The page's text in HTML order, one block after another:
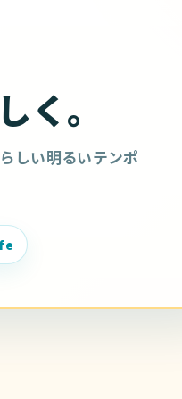
く。
しい明るいテンポ